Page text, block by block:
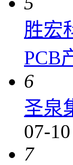
胜宏
PCB
6
圣泉
07-10
7